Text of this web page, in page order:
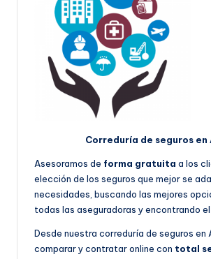
Correduría de seguros en
Asesoramos de forma gratuita a los
elección de los seguros que mejor se
necesidades, buscando las mejores
todas las aseguradoras y encontrando el
Desde nuestra correduría de seguros en
comparar y contratar online con total